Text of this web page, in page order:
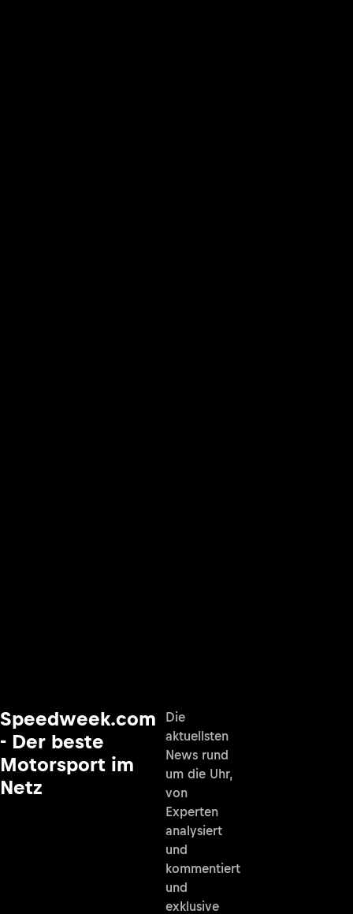
Speedweek.com
- Der beste
Motorsport im
Netz
Die
aktuellsten
News rund
um die Uhr,
von
Experten
analysiert
und
kommentiert
und
exklusive